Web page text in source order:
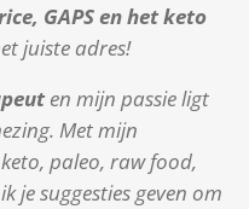
GAPS en het keto
juiste adres!
en mijn passie ligt
Met mijn
paleo, raw food,
je suggesties geven om